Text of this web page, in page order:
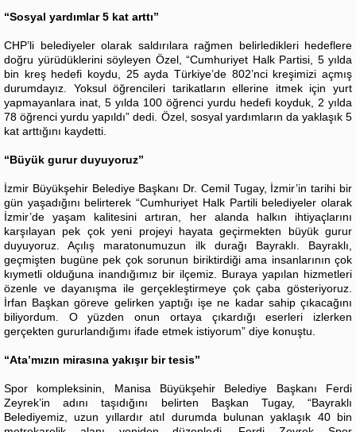
“Sosyal yardımlar 5 kat arttı”
CHP’li belediyeler olarak saldırılara rağmen belirledikleri hedeflere
doğru yürüdüklerini söyleyen Özel, “Cumhuriyet Halk Partisi, 5 yılda
bin kreş hedefi koydu, 25 ayda Türkiye’de 802’nci kreşimizi açmış
durumdayız. Yoksul öğrencileri tarikatların ellerine itmek için yurt
yapmayanlara inat, 5 yılda 100 öğrenci yurdu hedefi koyduk, 2 yılda
78 öğrenci yurdu yapıldı” dedi. Özel, sosyal yardımların da yaklaşık 5
kat arttığını kaydetti.
“Büyük gurur duyuyoruz”
İzmir Büyükşehir Belediye Başkanı Dr. Cemil Tugay, İzmir’in tarihi bir
gün yaşadığını belirterek “Cumhuriyet Halk Partili belediyeler olarak
İzmir’de yaşam kalitesini artıran, her alanda halkın ihtiyaçlarını
karşılayan pek çok yeni projeyi hayata geçirmekten büyük gurur
duyuyoruz. Açılış maratonumuzun ilk durağı Bayraklı. Bayraklı,
geçmişten bugüne pek çok sorunun biriktirdiği ama insanlarının çok
kıymetli olduğuna inandığımız bir ilçemiz. Buraya yapılan hizmetleri
özenle ve dayanışma ile gerçekleştirmeye çok çaba gösteriyoruz.
İrfan Başkan göreve gelirken yaptığı işe ne kadar sahip çıkacağını
biliyordum. O yüzden onun ortaya çıkardığı eserleri izlerken
gerçekten gururlandığımı ifade etmek istiyorum” diye konuştu.
“Ata’mızın mirasına yakışır bir tesis”
Spor kompleksinin, Manisa Büyükşehir Belediye Başkanı Ferdi
Zeyrek’in adını taşıdığını belirten Başkan Tugay, “Bayraklı
Belediyemiz, uzun yıllardır atıl durumda bulunan yaklaşık 40 bin